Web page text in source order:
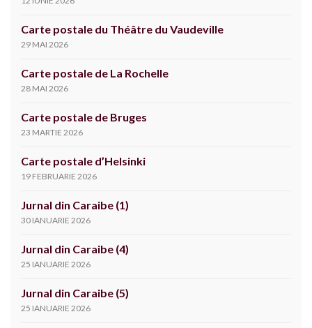
Carte postale du Théâtre du Vaudeville
29 MAI 2026
Carte postale de La Rochelle
28 MAI 2026
Carte postale de Bruges
23 MARTIE 2026
Carte postale d’Helsinki
19 FEBRUARIE 2026
Jurnal din Caraibe (1)
30 IANUARIE 2026
Jurnal din Caraibe (4)
25 IANUARIE 2026
Jurnal din Caraibe (5)
25 IANUARIE 2026